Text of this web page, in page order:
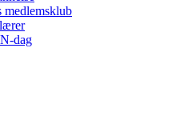
medlemsklub
dag